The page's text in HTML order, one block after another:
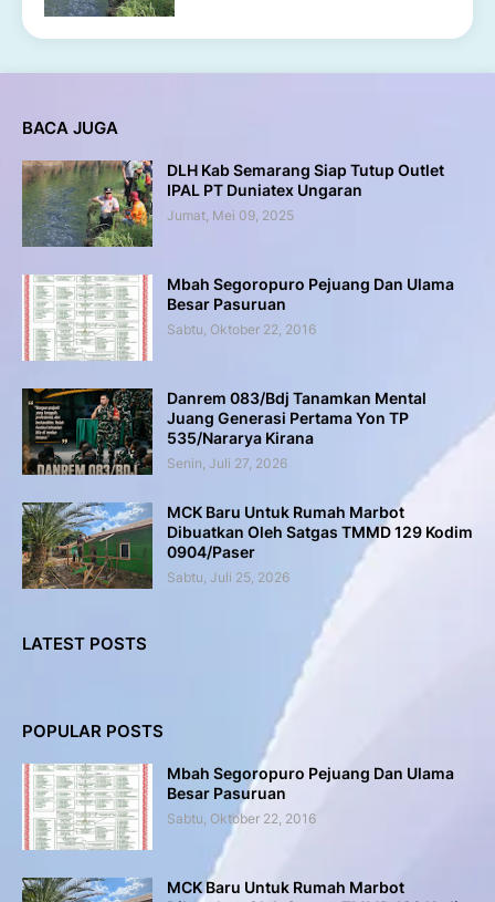
BACA JUGA
DLH Kab Semarang Siap Tutup Outlet
IPAL PT Duniatex Ungaran
Jumat, Mei 09, 2025
Mbah Segoropuro Pejuang Dan Ulama
Besar Pasuruan
Sabtu, Oktober 22, 2016
Danrem 083/Bdj Tanamkan Mental
Juang Generasi Pertama Yon TP
535/Nararya Kirana
Senin, Juli 27, 2026
MCK Baru Untuk Rumah Marbot
Dibuatkan Oleh Satgas TMMD 129 Kodim
0904/Paser
Sabtu, Juli 25, 2026
LATEST POSTS
POPULAR POSTS
Mbah Segoropuro Pejuang Dan Ulama
Besar Pasuruan
Sabtu, Oktober 22, 2016
MCK Baru Untuk Rumah Marbot